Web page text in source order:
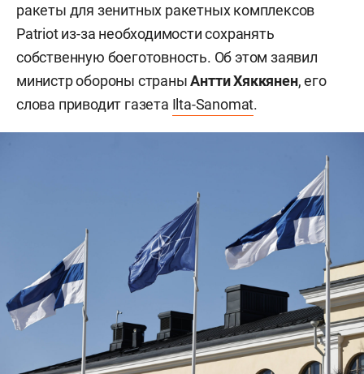
ракеты для зенитных ракетных комплексов
Patriot из-за необходимости сохранять
собственную боеготовность. Об этом заявил
министр обороны страныАнтти Хяккянен, его
слова приводит газета Ilta-Sanomat.